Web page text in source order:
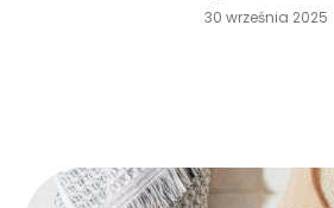
30 września 2025